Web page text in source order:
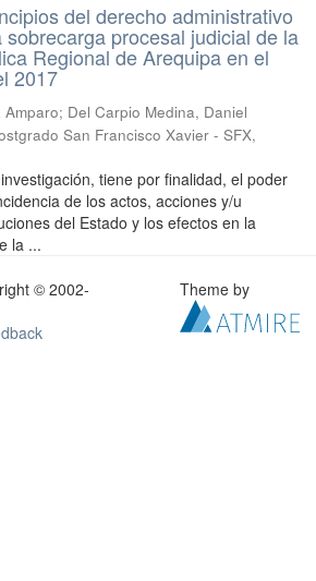
del derecho administrativo
procesal judicial de la
Regional de Arequipa en el
2017
Amparo; Del Carpio Medina, Daniel
San Francisco Xavier - SFX,
tiene por finalidad, el poder
de los actos, acciones y/u
del Estado y los efectos en la
la ...
© 2002-
Theme by